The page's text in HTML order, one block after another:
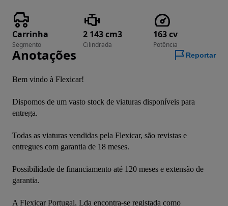
Carrinha
Segmento
2 143 cm3
Cilindrada
163 cv
Potência
Anotações Reportar
Bem vindo à Flexicar!
Dispomos de um vasto stock de viaturas disponíveis para
entrega.
Todas as viaturas vendidas pela Flexicar, são revistas e
entregues com garantia de 18 meses.
Possibilidade de financiamento até 120 meses e extensão de
garantia.
A Flexicar Portugal, Lda encontra-se registada como